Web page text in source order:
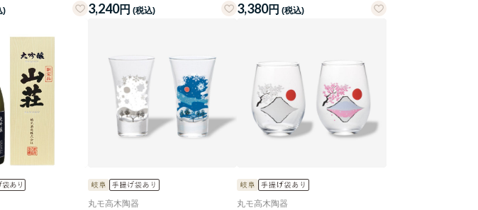
) 3,240円 (税込) 3,380円 (税込)
丸モ高木陶器 丸モ高木陶器